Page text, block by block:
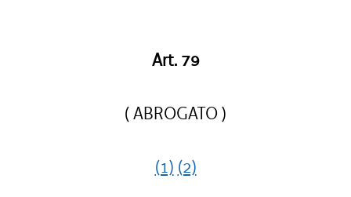
Art. 79
( ABROGATO )
(1) (2)